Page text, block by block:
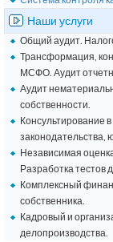
Наши услуги
Общий аудит.
Трансформация,
МСФО. Аудит
Аудит
собственности.
Консультирование в
законодательства,
Независимая
Разработка тестов
Комплексный
собственника.
Кадровый и
делопроизводства.